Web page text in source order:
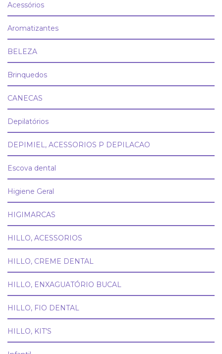
Acessórios
Aromatizantes
BELEZA
Brinquedos
CANECAS
Depilatórios
DEPIMIEL, ACESSORIOS P DEPILACAO
Escova dental
Higiene Geral
HIGIMARCAS
HILLO, ACESSORIOS
HILLO, CREME DENTAL
HILLO, ENXAGUATÓRIO BUCAL
HILLO, FIO DENTAL
HILLO, KIT'S